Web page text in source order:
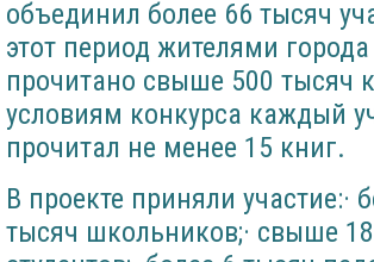
объединил более 66 тысяч
этот период жителями
прочитано свыше 500 тысяч
условиям конкурса каждый
прочитал не менее 15 книг.
В проекте приняли участие:·
тысяч школьников;· свыше